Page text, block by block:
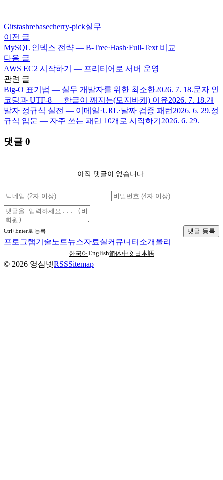
Gitstashrebasecherry-pick실무
이전 글
MySQL 인덱스 전략 — B-Tree·Hash·Full-Text 비교
다음 글
AWS EC2 시작하기 — 프리티어로 서버 운영
관련 글
Big-O 표기법 — 실무 개발자를 위한 최소한2026. 7. 18.문자 인
코딩과 UTF-8 — 한글이 깨지는(모지바케) 이유2026. 7. 18.개
발자 정규식 실전 — 이메일·URL·날짜 검증 패턴 2026. 6. 29.정
규식 입문 — 자주 쓰는 패턴 10개로 시작하기 2026. 6. 29.
댓글 0
아직 댓글이 없습니다.
Ctrl+Enter로 등록 댓글 등록
프로그램기술노트뉴스자료실커뮤니티 소개 올리
한국어English简体中文 日本語
© 2026 영삼넷RSSSitemap